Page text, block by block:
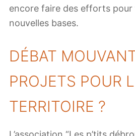
encore faire des efforts
nouvelles bases.
DÉBAT
PROJETS POUR
TERRITOIRE ?